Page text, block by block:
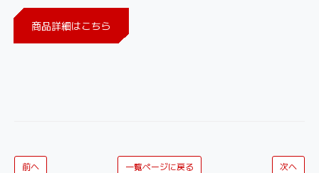
商品詳細はこちら
前へ 一覧ページに戻る 次へ